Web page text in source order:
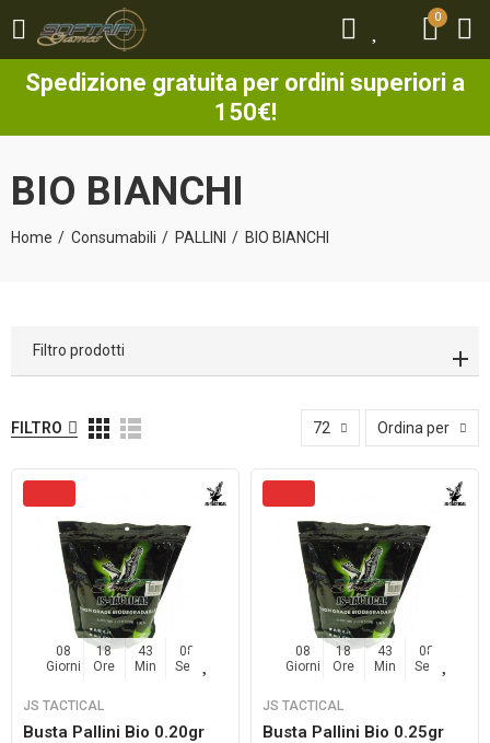
0
Spedizione gratuita per ordini superiori a
150€!
0
BIO BIANCHI
Home Consumabili PALLINI BIO BIANCHI
Filtro prodotti
FILTRO 72 Ordina per
08
Giorni
18
Ore
43
Min
06
Sec
JS TACTICAL
Busta Pallini Bio 0.20gr
08
Giorni
18
Ore
43
Min
06
Sec
JS TACTICAL
Busta Pallini Bio 0.25gr